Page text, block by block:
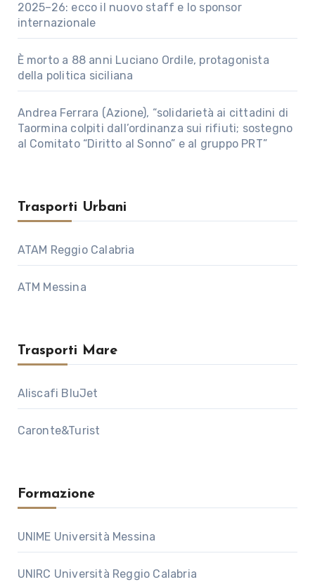
2025–26: ecco il nuovo staff e lo sponsor
internazionale
È morto a 88 anni Luciano Ordile, protagonista
della politica siciliana
Andrea Ferrara (Azione), “solidarietà ai cittadini di
Taormina colpiti dall’ordinanza sui rifiuti; sostegno
al Comitato “Diritto al Sonno” e al gruppo PRT”
Trasporti Urbani
ATAM Reggio Calabria
ATM Messina
Trasporti Mare
Aliscafi BluJet
Caronte&Turist
Formazione
UNIME Università Messina
UNIRC Università Reggio Calabria